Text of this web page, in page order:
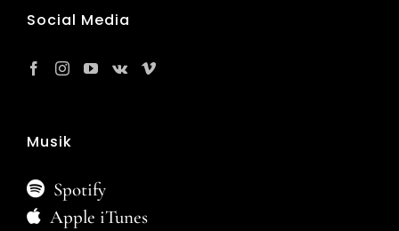
Social Media
Musik
Spotify
Apple iTunes